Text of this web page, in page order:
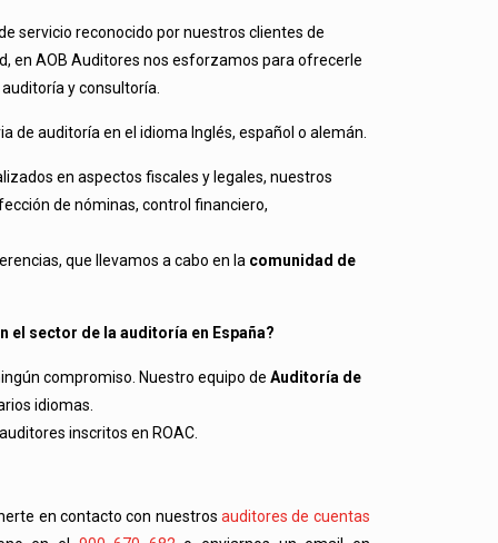
servicio reconocido por nuestros clientes de
en AOB Auditores nos esforzamos para ofrecerle
y consultoría.
auditoría en el idioma Inglés, español o alemán.
en aspectos fiscales y legales, nuestros
de nóminas, control financiero,
que llevamos a cabo en la comunidad de
el sector de la auditoría en España?
compromiso. Nuestro equipo de Auditoría de
idiomas.
inscritos en ROAC.
en contacto con nuestros auditores de cuentas